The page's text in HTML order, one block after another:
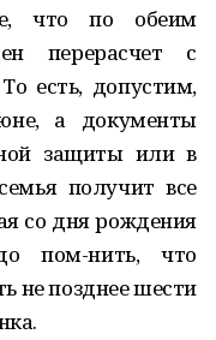
что по обеим
перерасчет с
есть, допустим,
а документы
защиты или в
получит все
со дня рождения
пом-нить, что
не позднее шести